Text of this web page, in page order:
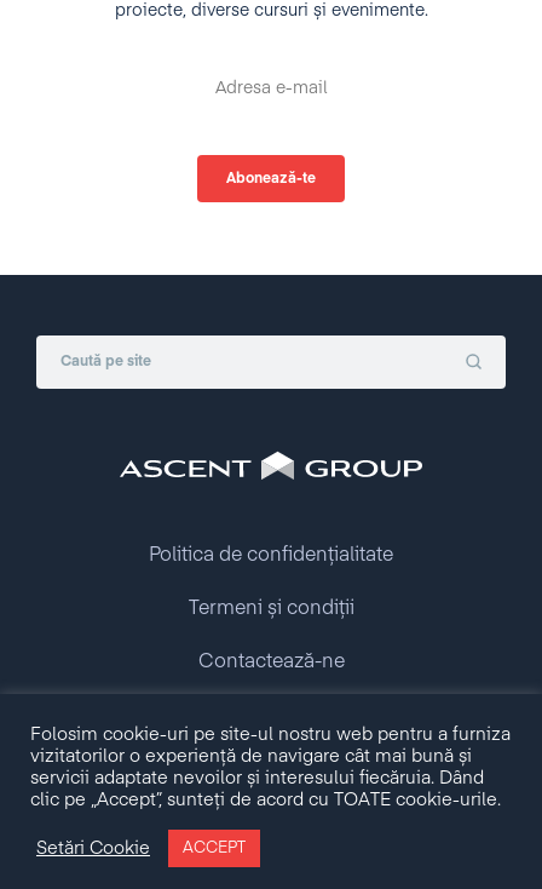
proiecte, diverse cursuri și evenimente.
Copyright © 2009 - 2026 Ascent Group.
All rights reserved.
Politica de confidențialitate
Termeni și condiții
Contactează-ne
Folosim cookie-uri pe site-ul nostru web pentru a furniza
vizitatorilor o experiență de navigare cât mai bună și
servicii adaptate nevoilor și interesului fiecăruia. Dând
clic pe „Accept”, sunteți de acord cu TOATE cookie-urile.
Setări Cookie ACCEPT